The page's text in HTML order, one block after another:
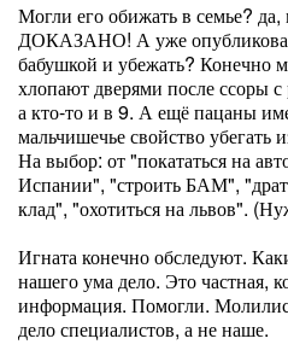
Могли его обижать в семье?
ДОКАЗАНО! А уже
бабушкой и убежать? Конечно
хлопают дверями после ссоры
а кто-то и в 9. А ещё пацаны
мальчишечье свойство убегать
На выбор: от "покататься на
Испании", "строить БАМ",
клад", "охотиться на львов".
Игната конечно обследуют.
нашего ума дело. Это частная,
информация. Помогли.
дело специалистов, а не наше.